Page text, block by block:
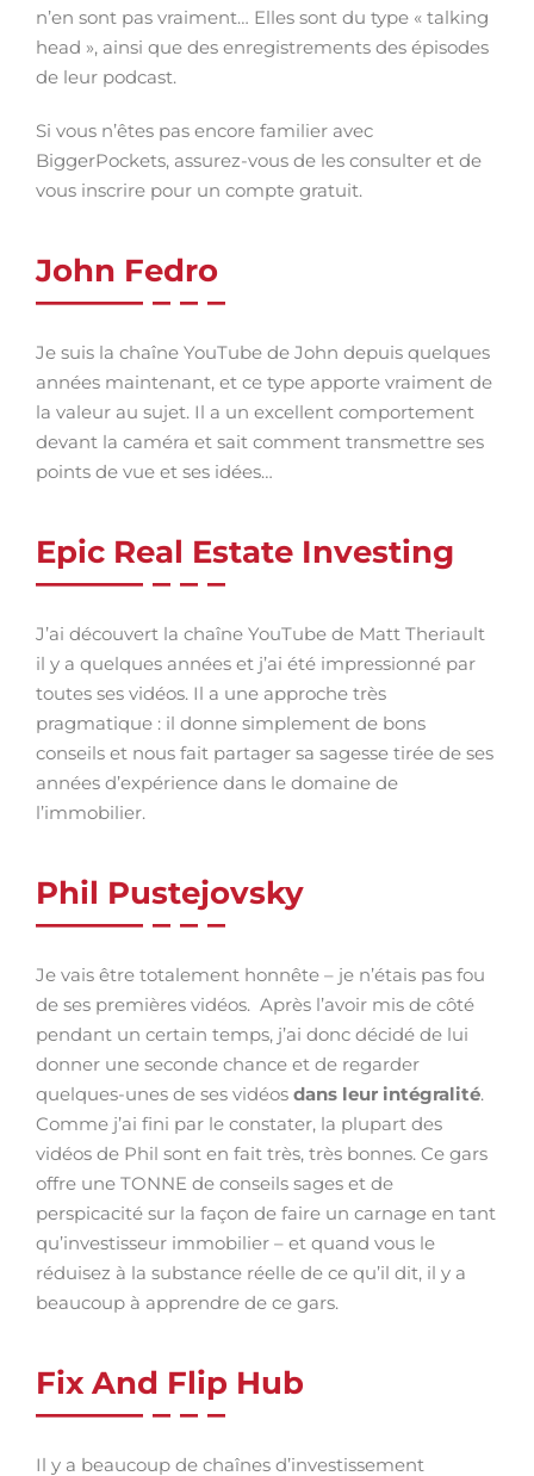
n’en sont pas vraiment… Elles sont du type « talking
head », ainsi que des enregistrements des épisodes
de leur podcast.
Si vous n’êtes pas encore familier avec
BiggerPockets, assurez-vous de les consulter et de
vous inscrire pour un compte gratuit.
John Fedro
Je suis la chaîne YouTube de John depuis quelques
années maintenant, et ce type apporte vraiment de
la valeur au sujet. Il a un excellent comportement
devant la caméra et sait comment transmettre ses
points de vue et ses idées…
Epic Real Estate Investing
J’ai découvert la chaîne YouTube de Matt Theriault
il y a quelques années et j’ai été impressionné par
toutes ses vidéos. Il a une approche très
pragmatique : il donne simplement de bons
conseils et nous fait partager sa sagesse tirée de ses
années d’expérience dans le domaine de
l’immobilier.
Phil Pustejovsky
Je vais être totalement honnête – je n’étais pas fou
de ses premières vidéos. Après l’avoir mis de côté
pendant un certain temps, j’ai donc décidé de lui
donner une seconde chance et de regarder
quelques-unes de ses vidéos dans leur intégralité.
Comme j’ai fini par le constater, la plupart des
vidéos de Phil sont en fait très, très bonnes. Ce gars
offre une TONNE de conseils sages et de
perspicacité sur la façon de faire un carnage en tant
qu’investisseur immobilier – et quand vous le
réduisez à la substance réelle de ce qu’il dit, il y a
beaucoup à apprendre de ce gars.
Fix And Flip Hub
Il y a beaucoup de chaînes d’investissement